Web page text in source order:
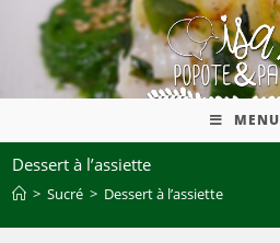
MENU
Dessert à l’assiette
> Sucré > Dessert à l’assiette